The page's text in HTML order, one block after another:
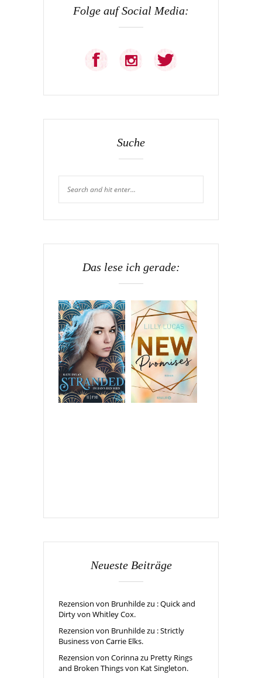
Folge auf Social Media:
Suche
Das lese ich gerade:
Neueste Beiträge
Rezension von Brunhilde zu : Quick and
Dirty von Whitley Cox.
Rezension von Brunhilde zu : Strictly
Business von Carrie Elks.
Rezension von Corinna zu Pretty Rings
and Broken Things von Kat Singleton.